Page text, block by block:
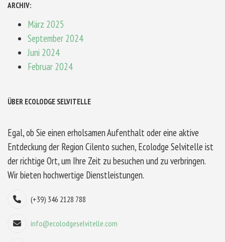
ARCHIV:
März 2025
September 2024
Juni 2024
Februar 2024
ÜBER ECOLODGE SELVITELLE
Egal, ob Sie einen erholsamen Aufenthalt oder eine aktive
Entdeckung der Region Cilento suchen, Ecolodge Selvitelle ist
der richtige Ort, um Ihre Zeit zu besuchen und zu verbringen.
Wir bieten hochwertige Dienstleistungen.
(+39) 346 2128 788
info@ecolodgeselvitelle.com